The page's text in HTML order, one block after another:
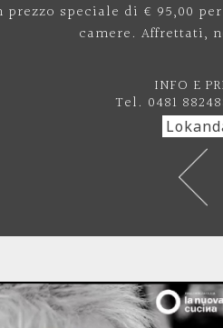
prezzo speciale di € 95,00
camere. Affrettati,
INFO E
Tel. 0481